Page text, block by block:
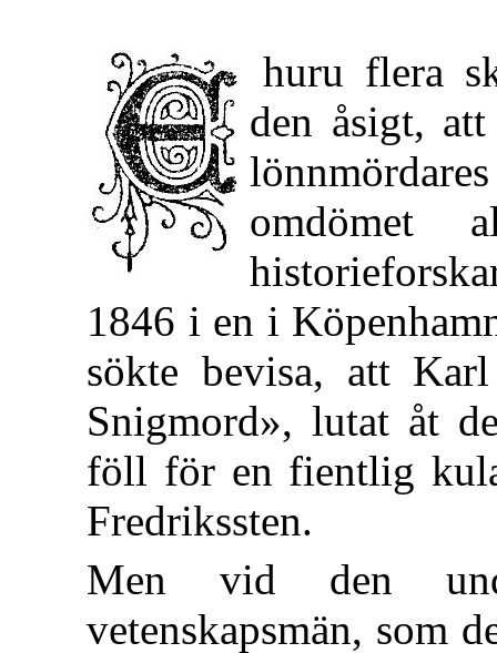
Ehuru flera skarpsinniga forskare uttalat
den åsigt,
omdömet
1846 i en i
sökte bevisa, att
Snigmord», lutat åt
föll för en fientlig
Fredrikssten.
Men vid den
vetenskapsmän, som